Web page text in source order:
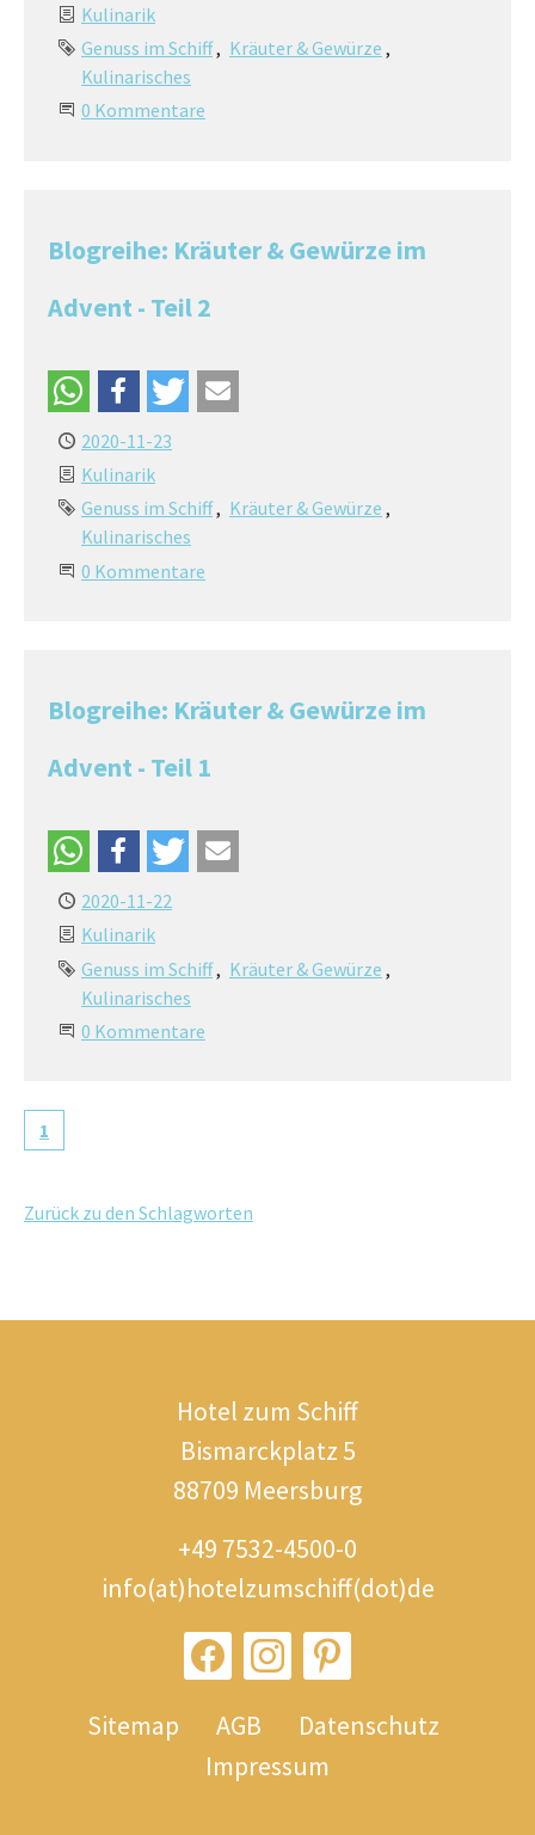
Kulinarik
Genuss im Schiff
Kräuter & Gewürze
Kulinarisches
0 Kommentare
Blogreihe: Kräuter & Gewürze im
Advent - Teil 2
2020-11-23
Kulinarik
Genuss im Schiff
Kräuter & Gewürze
Kulinarisches
0 Kommentare
Blogreihe: Kräuter & Gewürze im
Advent - Teil 1
2020-11-22
Kulinarik
Genuss im Schiff
Kräuter & Gewürze
Kulinarisches
0 Kommentare
1
Zurück zu den Schlagworten
Hotel zum Schiff
Bismarckplatz 5
88709 Meersburg
+49 7532-4500-0
info(at)hotelzumschiff(dot)de
Sitemap AGB
Datenschutz
Impressum